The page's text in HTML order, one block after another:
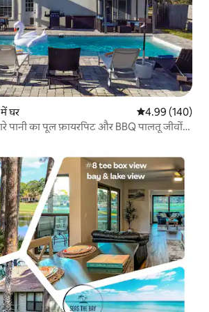
घर औसत रेटिंग 5 में से
4.99 (140)
का पूल फ़ायरपिट और BBQ पालतू जीवों